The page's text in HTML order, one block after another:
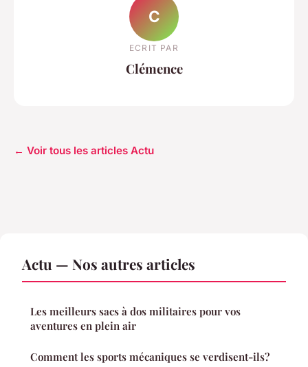
C
ECRIT PAR
Clémence
← Voir tous les articles Actu
Actu — Nos autres articles
Les meilleurs sacs à dos militaires pour vos
aventures en plein air
Comment les sports mécaniques se verdisent-ils?